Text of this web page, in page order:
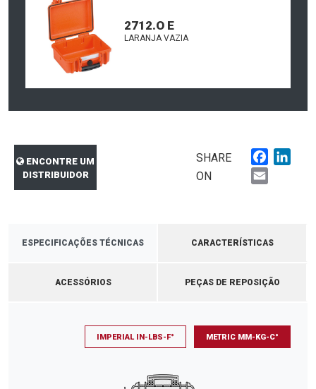
2712.O E
LARANJA VAZIA
ENCONTRE UM
DISTRIBUIDOR
SHARE
ON
ESPECIFICAÇÕES TÉCNICAS CARACTERÍSTICAS
ACESSÓRIOS PEÇAS DE REPOSIÇÃO
IMPERIAL IN-LBS-F° METRIC MM-KG-C°